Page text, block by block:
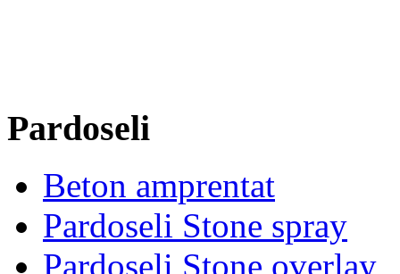
Pardoseli
Beton amprentat
Pardoseli Stone spray
Pardoseli Stone overlay